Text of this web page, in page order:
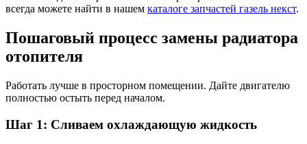
всегда можете найти в нашем каталоге запчастей газель некст.
Пошаговый процесс замены радиатора
отопителя
Работать лучше в просторном помещении. Дайте двигателю
полностью остыть перед началом.
Шаг 1: Сливаем охлаждающую жидкость